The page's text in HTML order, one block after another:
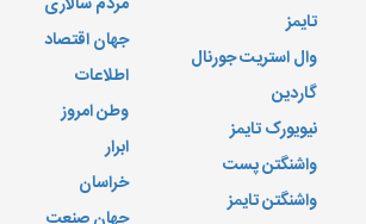
تایمز
وال استریت جورنال
گاردین
نیویورک تایمز
واشنگتن پست
واشنگتن تایمز
جهان اقتصاد
اطلاعات
وطن امروز
ابرار
خراسان